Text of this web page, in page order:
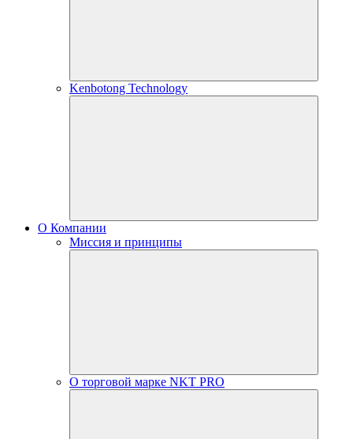
Kenbotong Technology
О Компании
Миссия и принципы
О торговой марке NKT PRO